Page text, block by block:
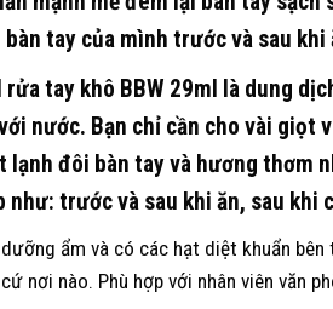
tay của mình trước và sau
rửa tay khô BBW 29ml là dung
nước. Bạn chỉ cần cho vài giọt
lạnh đôi bàn tay và hương thơm
như: trước và sau khi ăn, sau
dưỡng ẩm và có các hạt diệt khuẩn
nơi nào. Phù hợp với nhân viên văn